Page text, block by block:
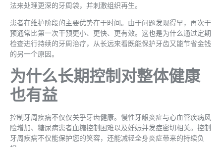
法来处理更深的牙周袋，并刺激组织再生。
患者在维护阶段的主要优势在于时间。由于问题发现得早，再次干
预通常比第一次干预更小、更快、更有效。这也是为什么通过定期
检查进行持续的牙周治疗，从长远来看既能保护牙齿又能节省金钱
的另一个原因。
为什么长期控制对整体健康
也有益
控制牙周疾病不仅仅关乎牙齿健康。慢性牙龈炎症与心血管疾病风
险增加、糖尿病患者血糖控制困难以及妊娠并发症密切相关。控制
牙周疾病不仅能保护您的笑容，还能减轻全身炎症带来的持续负